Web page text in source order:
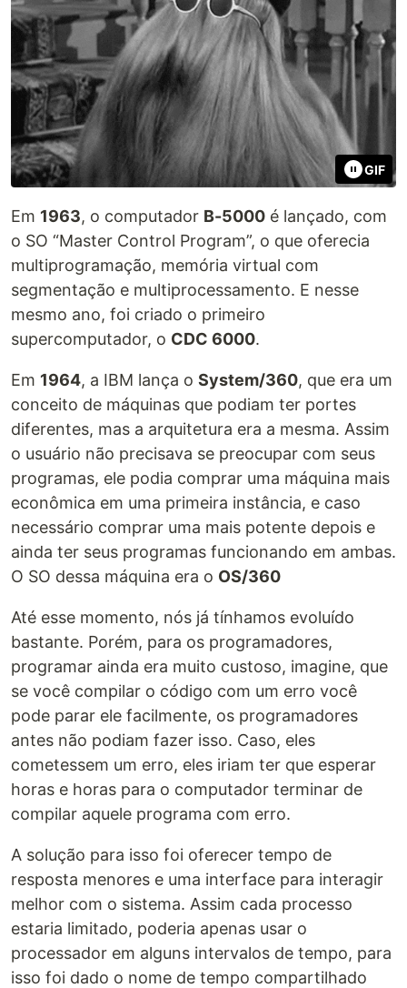
GIF
Em 1963, o computador B-5000 é lançado, com
o SO “Master Control Program”, o que oferecia
multiprogramação, memória virtual com
segmentação e multiprocessamento. E nesse
mesmo ano, foi criado o primeiro
supercomputador, o CDC 6000.
Em 1964, a IBM lança o System/360, que era um
conceito de máquinas que podiam ter portes
diferentes, mas a arquitetura era a mesma. Assim
o usuário não precisava se preocupar com seus
programas, ele podia comprar uma máquina mais
econômica em uma primeira instância, e caso
necessário comprar uma mais potente depois e
ainda ter seus programas funcionando em ambas.
O SO dessa máquina era o OS/360
Até esse momento, nós já tínhamos evoluído
bastante. Porém, para os programadores,
programar ainda era muito custoso, imagine, que
se você compilar o código com um erro você
pode parar ele facilmente, os programadores
antes não podiam fazer isso. Caso, eles
cometessem um erro, eles iriam ter que esperar
horas e horas para o computador terminar de
compilar aquele programa com erro.
A solução para isso foi oferecer tempo de
resposta menores e uma interface para interagir
melhor com o sistema. Assim cada processo
estaria limitado, poderia apenas usar o
processador em alguns intervalos de tempo, para
isso foi dado o nome de tempo compartilhado